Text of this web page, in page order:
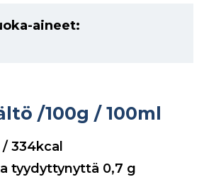
aineet:
/100g / 100ml
/ 334kcal
tyydyttynyttä 0,7 g